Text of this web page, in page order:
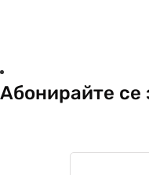
Абонирайте